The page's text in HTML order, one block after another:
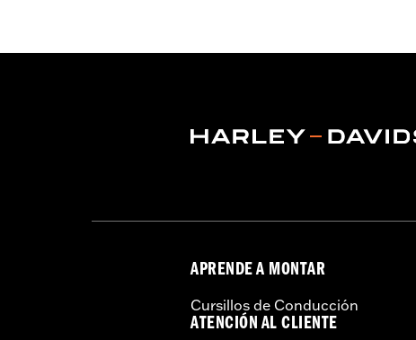
y modelos Touring y Trike ’14-’16
These Screamin’ Eagle®
are pollution controlled. See
Screamin’ Eagle Performance
APRENDE A MONTAR
Cursillos de Conducción
ATENCIÓN AL CLIENTE